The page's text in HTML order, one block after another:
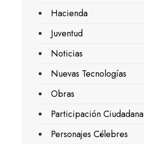
Hacienda
Juventud
Noticias
Nuevas Tecnologías
Obras
Participación Ciudadana
Personajes Célebres